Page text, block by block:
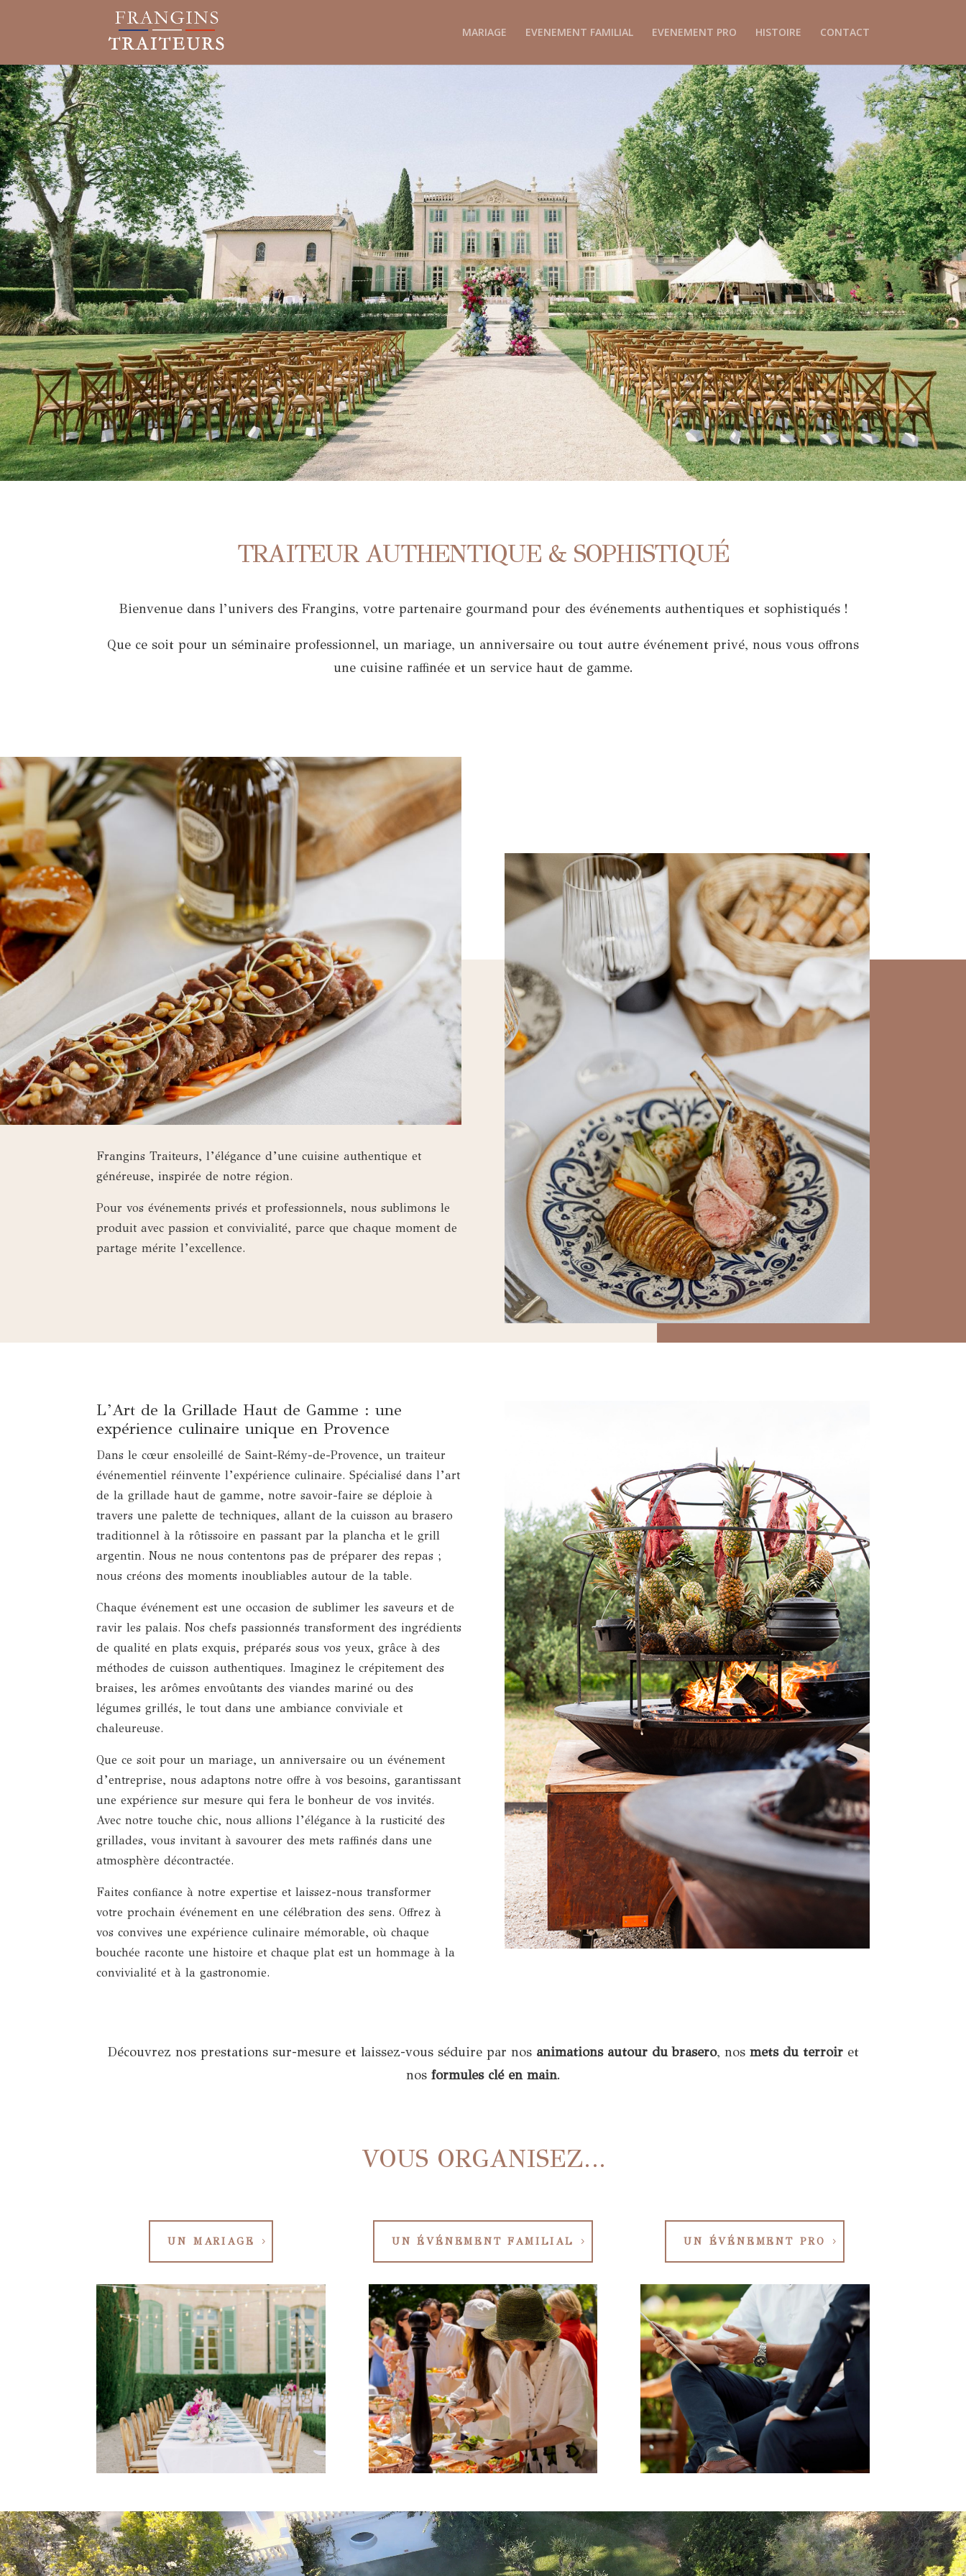
MARIAGE EVENEMENT FAMILIAL EVENEMENT PRO HISTOIRE CONTACT
TRAITEUR AUTHENTIQUE & SOPHISTIQUÉ
Bienvenue dans l’univers des Frangins, votre partenaire gourmand pour des événements authentiques et sophistiqués !
Que ce soit pour un séminaire professionnel, un mariage, un anniversaire ou tout autre événement privé, nous vous offrons
une cuisine raffinée et un service haut de gamme.
Frangins Traiteurs, l’élégance d’une cuisine authentique et
généreuse, inspirée de notre région.
Pour vos événements privés et professionnels, nous sublimons le
produit avec passion et convivialité, parce que chaque moment de
partage mérite l’excellence.
L’Art de la Grillade Haut de Gamme : une
expérience culinaire unique en Provence
Dans le cœur ensoleillé de Saint-Rémy-de-Provence, un traiteur
événementiel réinvente l’expérience culinaire. Spécialisé dans l’art
de la grillade haut de gamme, notre savoir-faire se déploie à
travers une palette de techniques, allant de la cuisson au brasero
traditionnel à la rôtissoire en passant par la plancha et le grill
argentin. Nous ne nous contentons pas de préparer des repas ;
nous créons des moments inoubliables autour de la table.
Chaque événement est une occasion de sublimer les saveurs et de
ravir les palais. Nos chefs passionnés transforment des ingrédients
de qualité en plats exquis, préparés sous vos yeux, grâce à des
méthodes de cuisson authentiques. Imaginez le crépitement des
braises, les arômes envoûtants des viandes mariné ou des
légumes grillés, le tout dans une ambiance conviviale et
chaleureuse.
Que ce soit pour un mariage, un anniversaire ou un événement
d’entreprise, nous adaptons notre offre à vos besoins, garantissant
une expérience sur mesure qui fera le bonheur de vos invités.
Avec notre touche chic, nous allions l’élégance à la rusticité des
grillades, vous invitant à savourer des mets raffinés dans une
atmosphère décontractée.
Faites confiance à notre expertise et laissez-nous transformer
votre prochain événement en une célébration des sens. Offrez à
vos convives une expérience culinaire mémorable, où chaque
bouchée raconte une histoire et chaque plat est un hommage à la
convivialité et à la gastronomie.
Découvrez nos prestations sur-mesure et laissez-vous séduire par nos animations autour du brasero, nos mets du terroiret
nos formules clé en main.
VOUS ORGANISEZ…
UN MARIAGE UN ÉVÉNEMENT FAMILIAL UN ÉVÉNEMENT PRO